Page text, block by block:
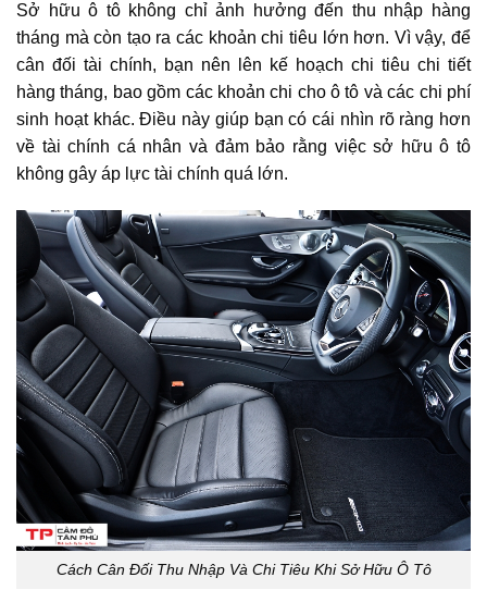
Sở hữu ô tô không chỉ ảnh hưởng đến thu nhập hàng
tháng mà còn tạo ra các khoản chi tiêu lớn hơn. Vì vậy, để
cân đối tài chính, bạn nên lên kế hoạch chi tiêu chi tiết
hàng tháng, bao gồm các khoản chi cho ô tô và các chi phí
sinh hoạt khác. Điều này giúp bạn có cái nhìn rõ ràng hơn
về tài chính cá nhân và đảm bảo rằng việc sở hữu ô tô
không gây áp lực tài chính quá lớn.
Cách Cân Đối Thu Nhập Và Chi Tiêu Khi Sở Hữu Ô Tô